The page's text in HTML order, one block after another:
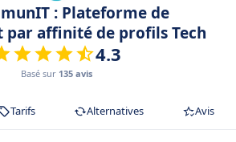
: Plateforme de
affinité de profils Tech
4.3
Basé sur 135 avis
Tarifs Alternatives Avis